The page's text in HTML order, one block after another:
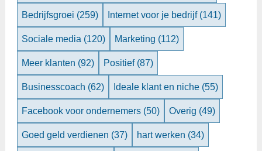
Bedrijfsgroei (259) Internet voor je bedrijf (141)
Sociale media (120) Marketing (112)
Meer klanten (92) Positief (87)
Businesscoach (62) Ideale klant en niche (55)
Facebook voor ondernemers (50) Overig (49)
Goed geld verdienen (37) hart werken (34)